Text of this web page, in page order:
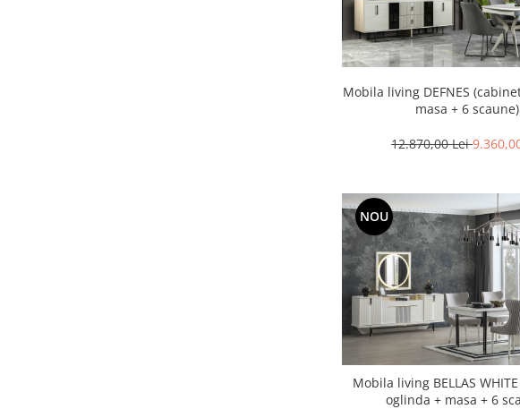
Mobila living DEFNES
masa + 6 scaune)
12.870,00 Lei
NOU
Mobila living BELLAS
oglinda + masa + 6